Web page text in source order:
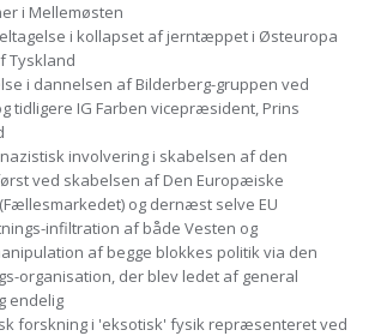
i Mellemøsten
i kollapset af jerntæppet i Østeuropa
Tyskland
i dannelsen af Bilderberg-gruppen ved
tidligere IG Farben vicepræsident, Prins
involvering i skabelsen af den
ved skabelsen af Den Europæiske
og dernæst selve EU
infiltration af både Vesten og
af begge blokkes politik via den
organisation, der blev ledet af general
endelig
forskning i 'eksotisk' fysik repræsenteret ved